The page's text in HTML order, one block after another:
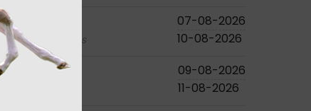
Studutch
foals - embryos
07-08-2026
10-08-2026
PS Online
09-08-2026
11-08-2026